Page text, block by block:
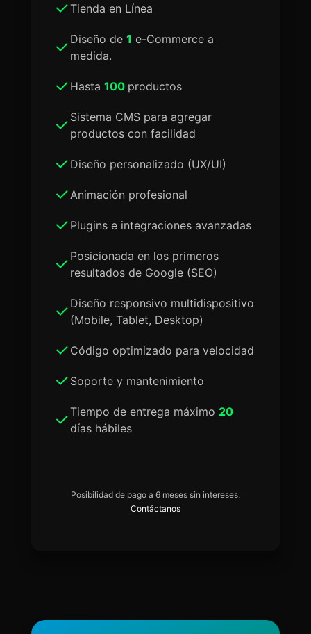
Tienda en Línea
Diseño de 1 e-Commerce a
medida.
Hasta 100 productos
Sistema CMS para agregar
productos con facilidad
Diseño personalizado (UX/UI)
Animación profesional
Plugins e integraciones avanzadas
Posicionada en los primeros
resultados de Google (SEO)
Diseño responsivo multidispositivo
(Mobile, Tablet, Desktop)
Código optimizado para velocidad
Soporte y mantenimiento
Tiempo de entrega máximo 20
días hábiles
Posibilidad de pago a 6 meses sin intereses.
Contáctanos